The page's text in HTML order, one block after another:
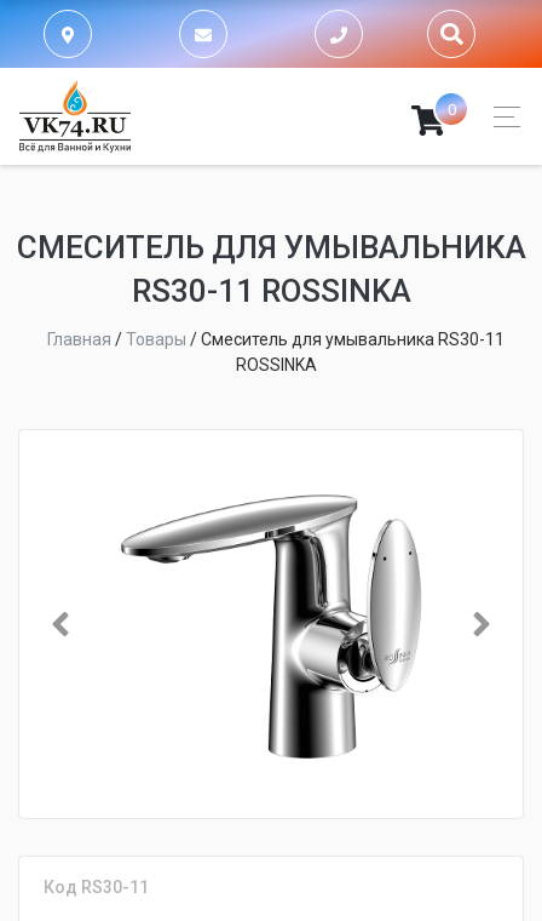
0
СМЕСИТЕЛЬ ДЛЯ УМЫВАЛЬНИКА
RS30-11 ROSSINKA
Главная /Товары /Смеситель для умывальника RS30-11
ROSSINKA
Код RS30-11